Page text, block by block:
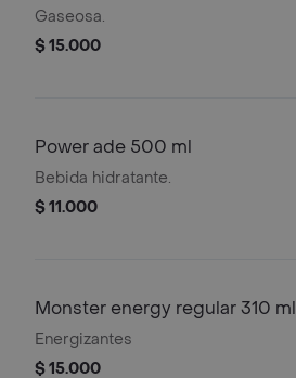
Gaseosa.
$ 15.000
Power ade 500 ml
Bebida hidratante.
$ 11.000
Monster energy regular 310 ml
Energizantes
$ 15.000